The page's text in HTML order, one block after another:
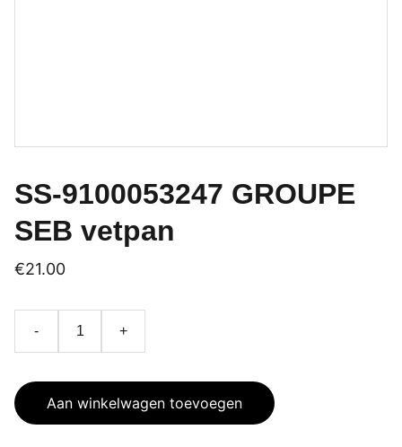
SS-9100053247 GROUPE
SEB vetpan
€21.00
- +
Aan winkelwagen toevoegen